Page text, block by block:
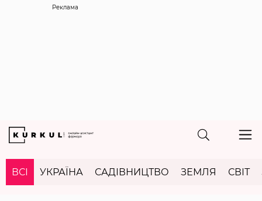
Реклама
ВСІ УКРАЇНА САДІВНИЦТВО ЗЕМЛЯ СВІТ